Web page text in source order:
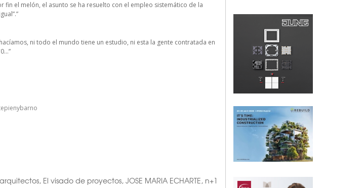
el melón, el asunto se ha resuelto con el empleo sistemático de la
ni todo el mundo tiene un estudio, ni esta la gente contratada en
, El visado de proyectos, JOSE MARIA ECHARTE, n+1